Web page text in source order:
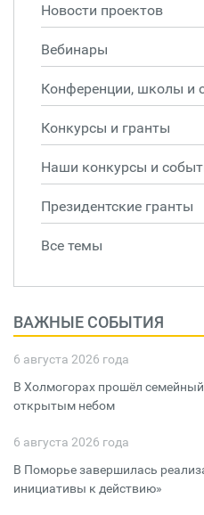
Новости проектов
Вебинары
Конференции, школы и
Конкурсы и гранты
Наши конкурсы и
Президентские гранты
Все темы
ВАЖНЫЕ СОБЫТИЯ
6 августа 2026 года
В Холмогорах прошёл
открытым небом
6 августа 2026 года
В Поморье завершилась
инициативы к действию»